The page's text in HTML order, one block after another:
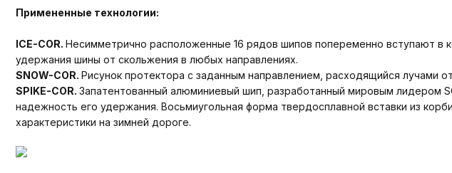
Примененные технологии:
ICE-COR. Несимметрично расположенные 16 рядов шипов попеременно вступают в
удержания шины от скольжения в любых направлениях.
SNOW-COR. Рисунок протектора с заданным направлением, расходящийся лучами
SPIKE-COR. Запатентованный алюминиевый шип, разработанный мировым лидером
надежность его удержания. Восьмиугольная форма твердосплавной вставки из
характеристики на зимней дороге.